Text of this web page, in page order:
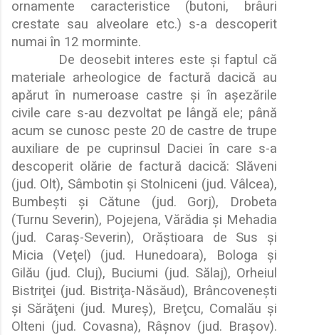
ornamente caracteristice (butoni, brâuri
crestate sau alveolare etc.) s-a descoperit
numai în 12 morminte.
De deosebit interes este şi faptul că
materiale arheologice de factură dacică au
apărut în numeroase castre şi în aşezările
civile care s-au dezvoltat pe lângă ele; până
acum se cunosc peste 20 de castre de trupe
auxiliare de pe cuprinsul Daciei în care s-a
descoperit ol ărie de factură dacică: Sl ăveni
(jud. Olt), Sâmbotin şi Stolniceni (jud. Vâlcea),
Bumbeşti şi Cătune (jud. Gorj), Drobeta
(Turnu Severin), Pojejena, Vărădia şi Mehadia
(jud. Caraş-Severin), Orăştioara de Sus şi
Micia (Veţel) (jud. Hunedoara), Bologa şi
Gil ău (jud. Cluj), Buciumi (jud. Să laj), Orheiul
Bistriţei (jud. Bistriţa-Năsăud), Brâncoveneşti
şi Sărăţeni (jud. Mureş), Breţcu, Comal ău şi
Olteni (jud. Covasna), Râşnov (jud. Braşov).